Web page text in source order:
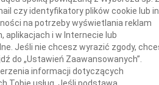
czy identyfikatory plików cookie lub
na potrzeby wyświetlania reklam
i w Internecie lub
Jeśli nie chcesz wyrazić zgody,
do „Ustawień Zaawansowanych”.
informacji dotyczących